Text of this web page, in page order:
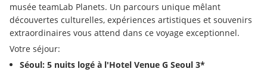
musée teamLab Planets. Un parcours unique mêlant
découvertes culturelles, expériences artistiques et souvenirs
extraordinaires vous attend dans ce voyage exceptionnel.
Votre séjour:
Séoul: 5 nuits logé à l'Hotel Venue G Seoul 3*